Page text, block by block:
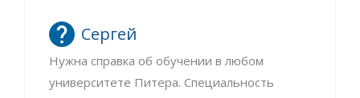
Сергей
Нужна справка об обучении в любом
университете Питера. Специальность